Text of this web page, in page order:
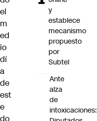
el
m
ed
io
dí
a
de
est
e
y
establece
mecanismo
propuesto
por
Subtel
Ante
alza
de
intoxicaciones: